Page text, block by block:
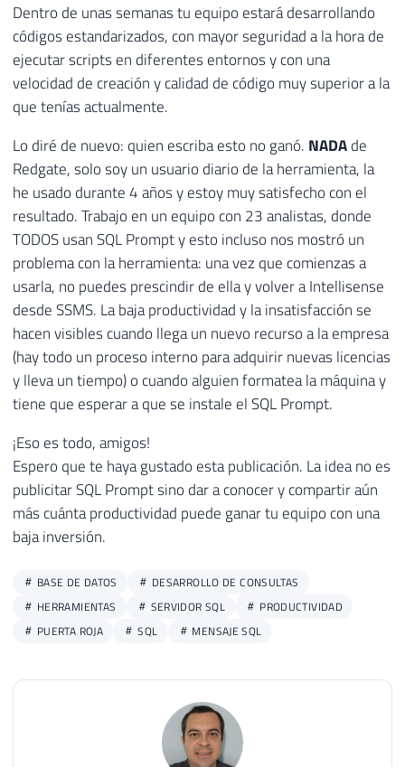
Dentro de unas semanas tu equipo estará desarrollando
códigos estandarizados, con mayor seguridad a la hora de
ejecutar scripts en diferentes entornos y con una
velocidad de creación y calidad de código muy superior a la
que tenías actualmente.
Lo diré de nuevo: quien escriba esto no ganó. NADAde
Redgate, solo soy un usuario diario de la herramienta, la
he usado durante 4 años y estoy muy satisfecho con el
resultado. Trabajo en un equipo con 23 analistas, donde
TODOS usan SQL Prompt y esto incluso nos mostró un
problema con la herramienta: una vez que comienzas a
usarla, no puedes prescindir de ella y volver a Intellisense
desde SSMS. La baja productividad y la insatisfacción se
hacen visibles cuando llega un nuevo recurso a la empresa
(hay todo un proceso interno para adquirir nuevas licencias
y lleva un tiempo) o cuando alguien formatea la máquina y
tiene que esperar a que se instale el SQL Prompt.
¡Eso es todo, amigos!
Espero que te haya gustado esta publicación. La idea no es
publicitar SQL Prompt sino dar a conocer y compartir aún
más cuánta productividad puede ganar tu equipo con una
baja inversión.
BASE DE DATOS
DESARROLLO DE CONSULTAS
HERRAMIENTAS
SERVIDOR SQL
PRODUCTIVIDAD
PUERTA ROJA
SQL MENSAJE SQL